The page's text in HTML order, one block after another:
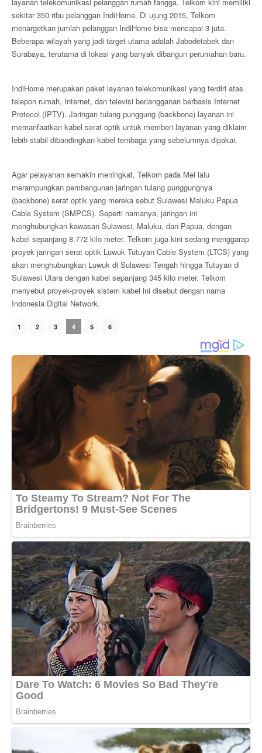
sekitar 350 ribu pelanggan IndiHome. Di ujung 2015, Telkom
menargetkan jumlah pelanggan IndiHome bisa mencapai 3 juta.
Beberapa wilayah yang jadi target utama adalah Jabodetabek dan
Surabaya, terutama di lokasi yang banyak dibangun perumahan baru.
IndiHome merupakan paket layanan telekomunikasi yang terdiri atas
telepon rumah, Internet, dan televisi berlangganan berbasis Internet
Protocol (IPTV). Jaringan tulang punggung (backbone) layanan ini
memanfaatkan kabel serat optik untuk memberi layanan yang diklaim
lebih stabil dibandingkan kabel tembaga yang sebelumnya dipakai.
Agar pelayanan semakin meningkat, Telkom pada Mei lalu
merampungkan pembangunan jaringan tulang punggungnya
(backbone) serat optik yang mereka sebut Sulawesi Maluku Papua
Cable System (SMPCS). Seperti namanya, jaringan ini
menghubungkan kawasan Sulawesi, Maluku, dan Papua, dengan
kabel sepanjang 8.772 kilo meter. Telkom juga kini sedang menggarap
proyek jaringan serat optik Luwuk Tutuyan Cable System (LTCS) yang
akan menghubungkan Luwuk di Sulawesi Tengah hingga Tutuyan di
Sulawesi Utara dengan kabel sepanjang 345 kilo meter. Telkom
menyebut proyek-proyek sistem kabel ini disebut dengan nama
Indonesia Digital Network.
1 2 3 4 5 6